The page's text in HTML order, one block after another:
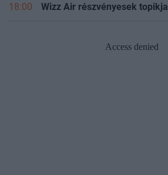
18:00 Wizz Air részvényesek topikja